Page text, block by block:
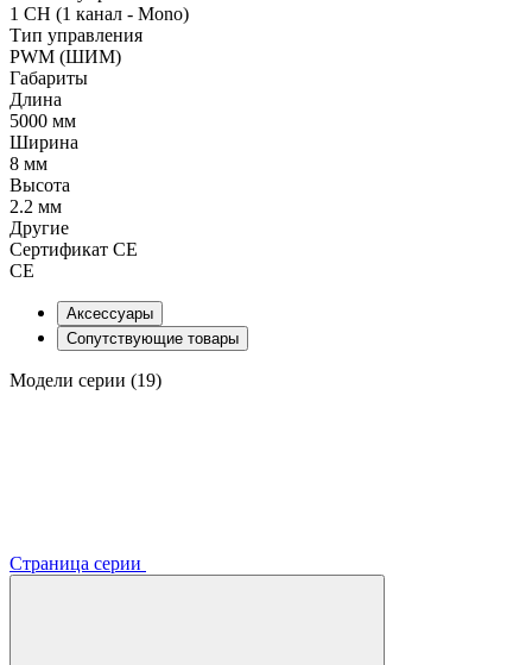
1 CH (1 канал - Mono)
Тип управления
PWM (ШИМ)
Габариты
Длина
5000 мм
Ширина
8 мм
Высота
2.2 мм
Другие
Сертификат CE
CE
Аксессуары
Сопутствующие товары
Модели серии (19)
Страница серии